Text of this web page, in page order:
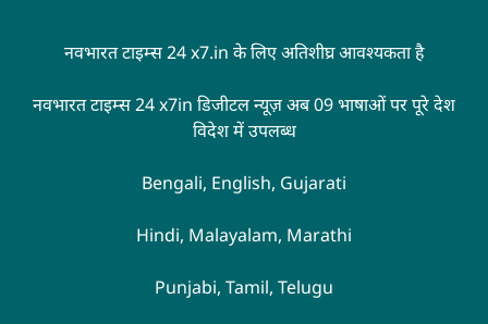
नवभारत टाइम्स 24 x7.in के लिए अतिशीघ्र आवश्यकता है
नवभारत टाइम्स 24 x7in डिजीटल न्यूज़ अब 09 भाषाओं पर पूरे देश
विदेश में उपलब्ध
Bengali, English, Gujarati
Hindi, Malayalam, Marathi
Punjabi, Tamil, Telugu